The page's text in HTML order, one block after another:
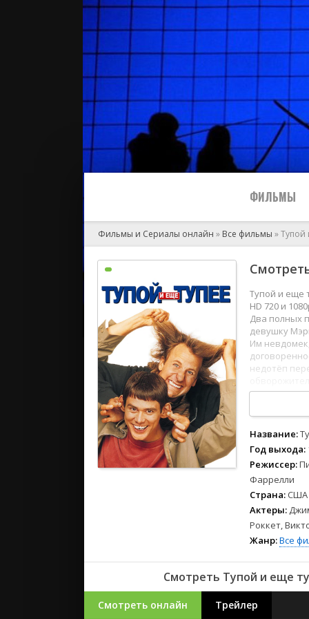
ФИЛЬМЫ
2024
2023
2022
2021
Фильмы и Сериалы онлайн » Все фильмы » Тупой
Тупой и еще
HD 720 и
Два полных
девушку
Им
недотёп
12345 678
Название:
Год выхода:
Режиссер:
Фаррелли
Страна: США
Актеры:
Роккет,
Жанр:Все
Смотреть Тупой и еще
Смотреть онлайн Трейлер